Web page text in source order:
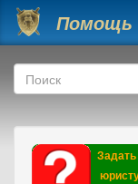
Перейти к основному
Помощь
Форма
Поиск